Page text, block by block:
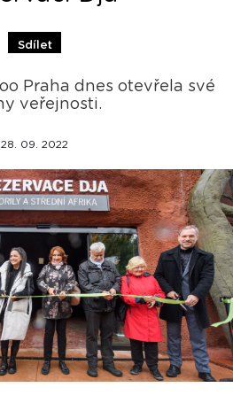
Sdílet
Praha dnes otevřela své
veřejnosti.
28. 09. 2022